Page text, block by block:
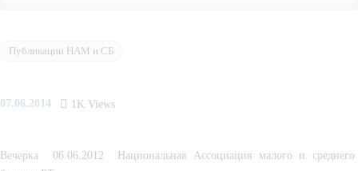
Публикации НАМ и СБ
07.06.2014 1K Views
Вечерка  06.06.2012  Национальная Ассоциация малого и среднего